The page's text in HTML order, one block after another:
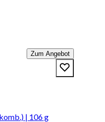
Zum Angebot
| 106 g